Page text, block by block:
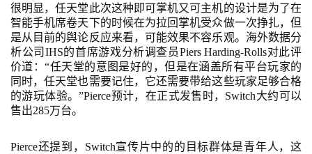
游
戏
业
界
手
游
很明显，任天堂此次这种即可掌机又可主机的设计是为了在
智能手机席卷天下的时候在为拉回掌机受众做一次挣扎，但
是从目前的舆论反应来看，可能效果不容乐观。海外数据分
析公司 IHS的首席游戏分析调查员Piers Harding-Rolls对此评
价道：“任天堂的意图是好的，但是在涵盖所有平台玩家的
同时，任天堂也需要记住，它还需要带给这些玩家足够合格
的游玩体验。”Pierce预计，在正式发售时，Switch大约可以
售出285万台。
Pierce还提到，Switch宣传片中的的目标群体是青年人，这